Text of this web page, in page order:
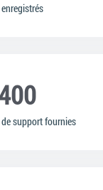
de support fournies